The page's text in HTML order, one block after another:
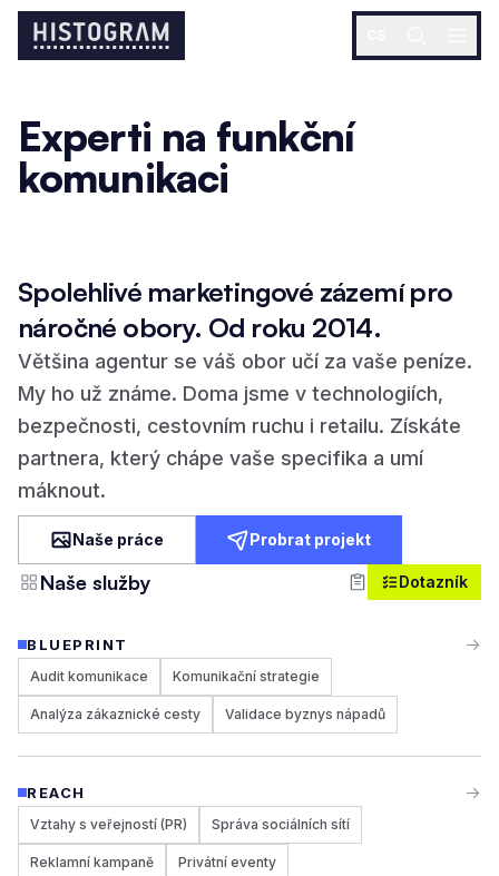
Experti na funkční
komunikaci
Strategický základ, na kterém
postavíte celou komunikaci.
Spolehlivé marketingové zázemí pro
náročné obory. Od roku 2014.
Většina agentur se váš obor učí za vaše peníze.
My ho už známe. Doma jsme v technologiích,
bezpečnosti, cestovním ruchu i retailu. Získáte
partnera, který chápe vaše specifika a umí
máknout.
Naše práce Probrat projekt
Naše služby Dotazník
BLUEPRINT
Audit komunikace Komunikační strategie
Analýza zákaznické cesty Validace byznys nápadů
REACH
Vztahy s veřejností (PR) Správa sociálních sítí
Reklamní kampaně Privátní eventy